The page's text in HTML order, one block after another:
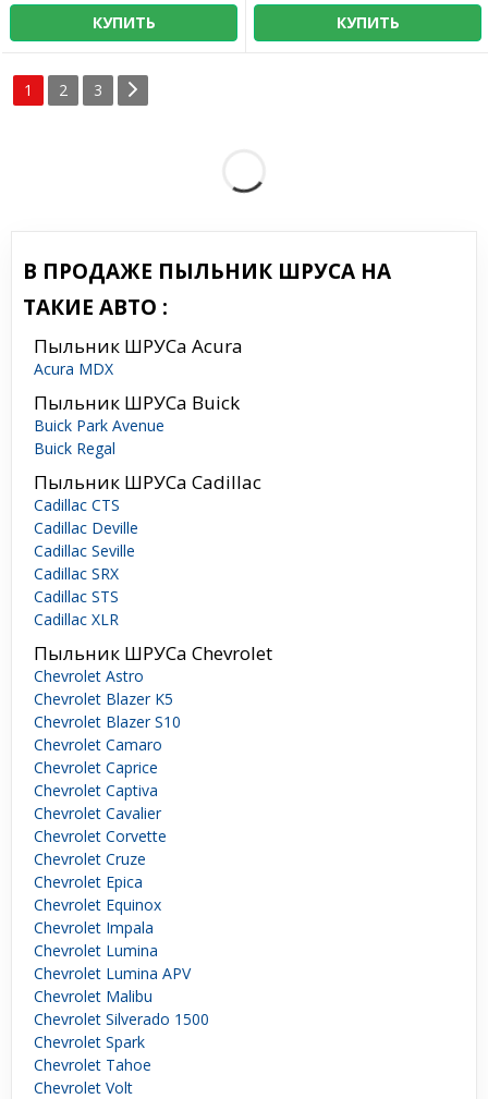
КУПИТЬ КУПИТЬ
1 2 3
В ПРОДАЖЕ ПЫЛЬНИК ШРУСА НА
ТАКИЕ АВТО :
Пыльник ШРУСа Acura
Acura MDX
Пыльник ШРУСа Buick
Buick Park Avenue
Buick Regal
Пыльник ШРУСа Cadillac
Cadillac CTS
Cadillac Deville
Cadillac Seville
Cadillac SRX
Cadillac STS
Cadillac XLR
Пыльник ШРУСа Chevrolet
Chevrolet Astro
Chevrolet Blazer K5
Chevrolet Blazer S10
Chevrolet Camaro
Chevrolet Caprice
Chevrolet Captiva
Chevrolet Cavalier
Chevrolet Corvette
Chevrolet Cruze
Chevrolet Epica
Chevrolet Equinox
Chevrolet Impala
Chevrolet Lumina
Chevrolet Lumina APV
Chevrolet Malibu
Chevrolet Silverado 1500
Chevrolet Spark
Chevrolet Tahoe
Chevrolet Volt